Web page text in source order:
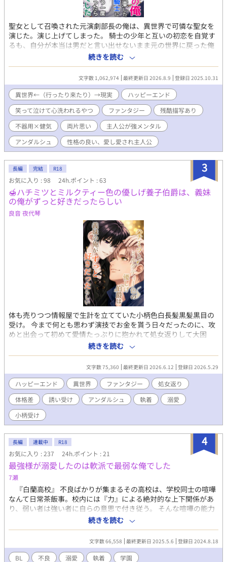
聖女として召喚された元演劇部長の俺は、異世界で可憐な聖女を
演じた。演じ上げてしまった。 騎士の少年と互いの初恋を自覚す
るも、自分が本当は男だと言い出せないまま元の世界に戻った俺
は、 真実を告げるべくもう一度異世界へ向かう。 しかし再度辿り
着いた異世界では、俺は本来の男の姿のままで、少年騎士は立派
な青年騎士へと成長していて……。 第一部 ------【単行本サイズ
で1～4巻】 健気で一途な主人公と、なかなか真実に辿り着けない
不器用ド真面目青年騎士が、 巡礼の旅の中で、互いに相手を想い
つつも絶妙にすれ違う、 両片思いのじれもだファンタジーBLで
す。(最終的に2CP成立します) 『メインCPがくっつくまでを読み
たい』という方用に 第一部で離脱する方用のエピローグをご用意
していますので、スッキリ読了できます。 第二部 ------【5巻
～】 『くっついたCPが支え合う姿が読みたい』という方と 『い
やいや世界を救うまでが聖女物だろ!!』という方には ここからが
本番です。 異世界の闇を明かして人々の救済を目指します。 7巻
からは新キャラ続々で、サブCPも続々参戦します。 激重感情を抱
えながらも絶妙に噛み合わない『お前さえいればいい』共依存の
幼馴染主従や、 『友達と恋人の好きって何が違うの!?』と初恋に
戸惑う少年騎士同士、 『俺に幸せになる資格はない』と死を望む
男に『俺が絶対に幸せにします！』と叫ぶ男、 不憫な子を不埒な
輩から保護していたつもりが、いつの間にか本気になっていた二
児の子持ち男、 頭も尻も軽い性欲に忠実な男と、ゆるい態度で接
しながらも相手を絶対に逃がす気のない男、等 新たな属性のCP達
もお楽しみいただけます。 ◆◆◆ 作品傾向としては、じれじれと
もだもだと切なさ満載でコメディ色強めです。 笑いあり涙ありバ
トルありエロありでラブラブハッピーエンドな盛り沢山エンタメ
作品ですので、 どうぞお気軽に楽しんでいただけると嬉しいです
♪♪ 年齢制限要素としては、監禁、拘束、陵辱、媚薬、リバ、TS
が含まれます。 年齢制限シーンにはタイトルに*が、未満だけどそ
んな感じの雰囲気のところには（*）がついています。 戦闘等で
の出血シーンはそこそこあります。流血注意でお願いします。
続きを読む
文字数 1,062,974 最終更新日 2026.8.9 登録日 2025.10.31
異世界←（行ったり来たり）→現実
ハッピーエンド
笑って泣けて心洗われるやつ
ファンタジー
残酷描写あり
不器用×健気
両片思い
主人公が強メンタル
アンダルシュ
性格の良い、愛し愛され主人公
3
長編 完結 R18
お気に入り : 98 24h.ポイント : 63
🍯ハチミツとミルクティー色の優しげ養子伯爵は、義妹
の俺がずっと好きだったらしい
良音 夜代琴
体も売りつつ情報屋で生計を立てていた小柄色白長髪黒髪黒目の
受け。 今まで何とも思わず演技でお金を貰う日々だったのに、攻
めと出会って初めて愛情たっぷりに抱かれて処女返りして大困
惑。感じてしまう自分に動揺して怖がる受けが可愛いです!! 攻め
は、甘いマスクにデカいガタイのずっしり重たいド執着タイプ。
でも基本紳士。 受けは9歳まで女子として女装して暮らしていた
ため、攻めには女子だったと思われていて、 16年後に男の姿で名
前も変えていた受けを見た攻めは再開を望んでいた相手だと気づ
かず、 よく似た雰囲気の男性が体を売ってると知って、ぜひ一度
抱かせてほしいと金を積んで抱くものの すっかりハマってしまっ
て、他の奴には抱かれないでくれと大金を積んで懇願します。 痛
そうな過去の匂わせはそこそこあるものの、実際に痛いシーンは
す。 年齢制限要素としては、監禁、拘束、陵辱、緊縛が含まれま
す。 年齢制限シーンにはタイトルに*が、未満だけどそんな感じの
雰囲気のところには（*）がついています。 ◆商業式作品紹介◆
情報と体を売って生計を立てる25歳の美しく小柄な青年ゼスは、
幼い頃ゼスを拾ってくれた貧乏孤児院に、稼ぎから差し入れを届
ける日々を送っていた。 栄養不足から小柄なまま大人になったゼ
スの細い体は、そちらの趣味の男によく売れたが、特殊性癖持ち
の警備隊長にもまた異常な執着を向けられていた。 その頃、横暴
な警備兵が好き放題に暴れるゼスの町へ、王都より視察隊が派遣
される。 視察隊として町に潜入したひとりに、ゼスが昔生き別れ
た義兄ギルフォードがいた。 情報を買いにゼスの元を訪れたギル
フォードは、愛する人によく似たゼスを抱きたいと言い出して
――……。 ◆帯 受けを守りたくて離したくなくて仕方ないド執着
続きを読む
文字数 75,360 最終更新日 2026.6.12 登録日 2026.5.29
ハッピーエンド 異世界 ファンタジー
処女返り
体格差
誘い受け アンダルシュ 執着
溺愛
小柄受け
4
長編 連載中 R18
お気に入り : 237 24h.ポイント : 21
最強様が溺愛したのは軟派で最弱な俺でした
7瀬
『白蘭高校』 不良ばかりが集まるその高校は、学校同士の喧嘩
なんて日常茶飯事。校内には『力』による絶対的な上下関係があ
り、弱い者は強い者に自らの意思で付き従う。 そんな喧嘩の能力
だけが人を測る基準となる世界に、転校生がやってきた。緩い笑
顔・緩い態度。ついでに軽い拳。白蘭高校において『底辺』でし
かない筈の瑠夏は、何故か『最強』に気に入られてしま
い………！？ 「瑠夏、大人しくしてろ」 「嫌だ！！女の子と遊び
たい！こんなむさ苦しいとこ居たくない！」 「………今千早が唐
続きを読む
文字数 66,558 最終更新日 2025.5.6 登録日 2024.8.18
BL 不良 溺愛 執着 学園